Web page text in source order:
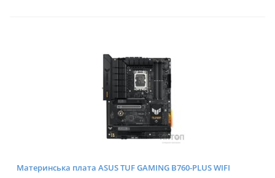
Материнська плата ASUS TUF GAMING B760-PLUS WIFI